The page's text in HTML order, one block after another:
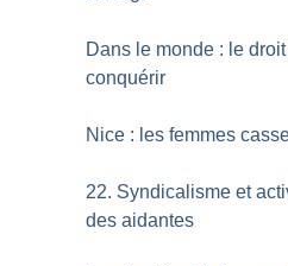
Dans le monde : le
conquérir
Nice : les femmes
22. Syndicalisme et
des aidantes